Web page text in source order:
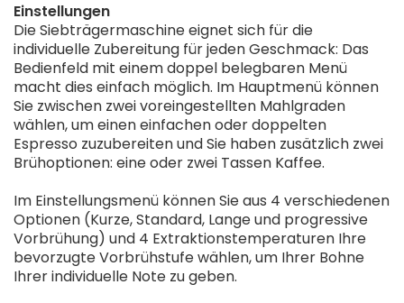
Einstellungen
Die Siebträgermaschine eignet sich für die
individuelle Zubereitung für jeden Geschmack: Das
Bedienfeld mit einem doppel belegbaren Menü
macht dies einfach möglich. Im Hauptmenü können
Sie zwischen zwei voreingestellten Mahlgraden
wählen, um einen einfachen oder doppelten
Espresso zuzubereiten und Sie haben zusätzlich zwei
Brühoptionen: eine oder zwei Tassen Kaffee.
Im Einstellungsmenü können Sie aus 4 verschiedenen
Optionen (Kurze, Standard, Lange und progressive
Vorbrühung) und 4 Extraktionstemperaturen Ihre
bevorzugte Vorbrühstufe wählen, um Ihrer Bohne
Ihrer individuelle Note zu geben.